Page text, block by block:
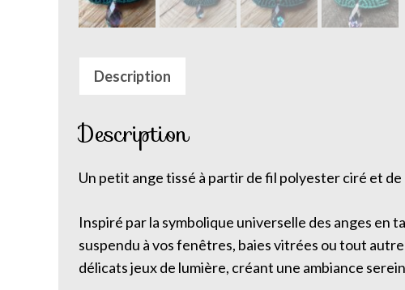
Description
Description
Un petit ange tissé à partir de fil polyester ciré et
Inspiré par la symbolique universelle des anges
suspendu à vos fenêtres, baies vitrées ou tout
délicats jeux de lumière, créant une ambiance